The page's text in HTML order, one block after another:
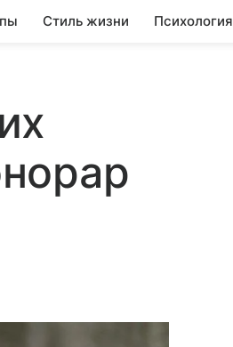
Стиль жизни Психология